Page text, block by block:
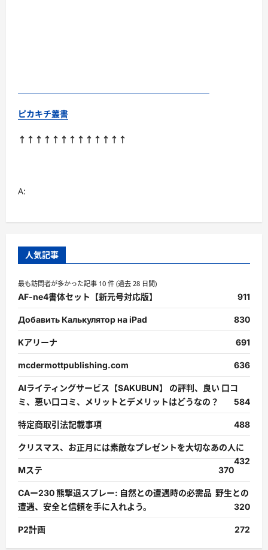
ピカキチ叢書
↑↑↑↑↑↑↑↑↑↑↑↑↑
A:
人気記事
最も訪問者が多かった記事 10 件 (過去 28 日間)
AF-ne4書体セット【新元号対応版】 911
Добавить Калькулятор на iPad 830
Kアリーナ 691
mcdermottpublishing.com 636
AIライティングサービス【SAKUBUN】 の評判、良い 口コ
ミ、悪い口コミ、メリットとデメリットはどうなの？
584
特定商取引法記載事項 488
クリスマス、お正月には素敵なプレゼントを大切なあの人に
432
Mステ
370
CAー230 熊撃退スプレー: 自然との遭遇時の必需品 野生との
遭遇、安全と信頼を手に入れよう。
320
P2計画 272